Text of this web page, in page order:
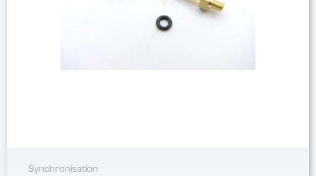
Synchronisation